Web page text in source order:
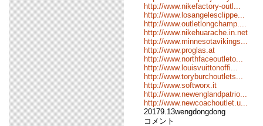
http://www.nikefactory-outl...
http://www.losangelesclippe...
http://www.outletlongchamp....
http://www.nikehuarache.in.net
http://www.minnesotavikings...
http://www.proglas.at
http://www.northfaceoutleto...
http://www.louisvuittonoffi...
http://www.toryburchoutlets...
http://www.softworx.it
http://www.newenglandpatrio...
http://www.newcoachoutlet.u...
20179.13wengdongdong
コメント